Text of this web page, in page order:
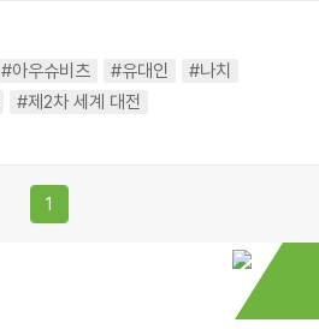
#아우슈비츠 #유대인
#나치
#제2차 세계 대전
1